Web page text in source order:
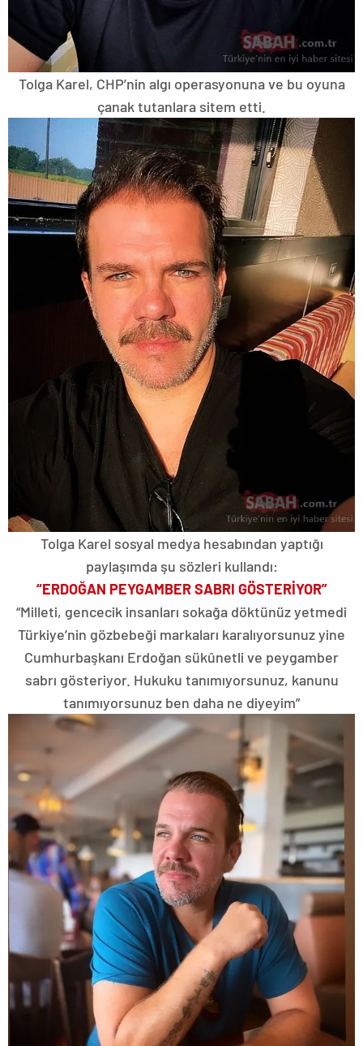
Tolga Karel, CHP’nin algı operasyonuna ve bu oyuna
çanak tutanlara sitem etti.
Tolga Karel sosyal medya hesabından yaptığı
paylaşımda şu sözleri kullandı:
“ERDOĞAN PEYGAMBER SABRI GÖSTERİYOR”
“Milleti, gencecik insanları sokağa döktünüz yetmedi
Türkiye’nin gözbebeği markaları karalıyorsunuz yine
Cumhurbaşkanı Erdoğan sükûnetli ve peygamber
sabrı gösteriyor. Hukuku tanımıyorsunuz, kanunu
tanımıyorsunuz ben daha ne diyeyim”